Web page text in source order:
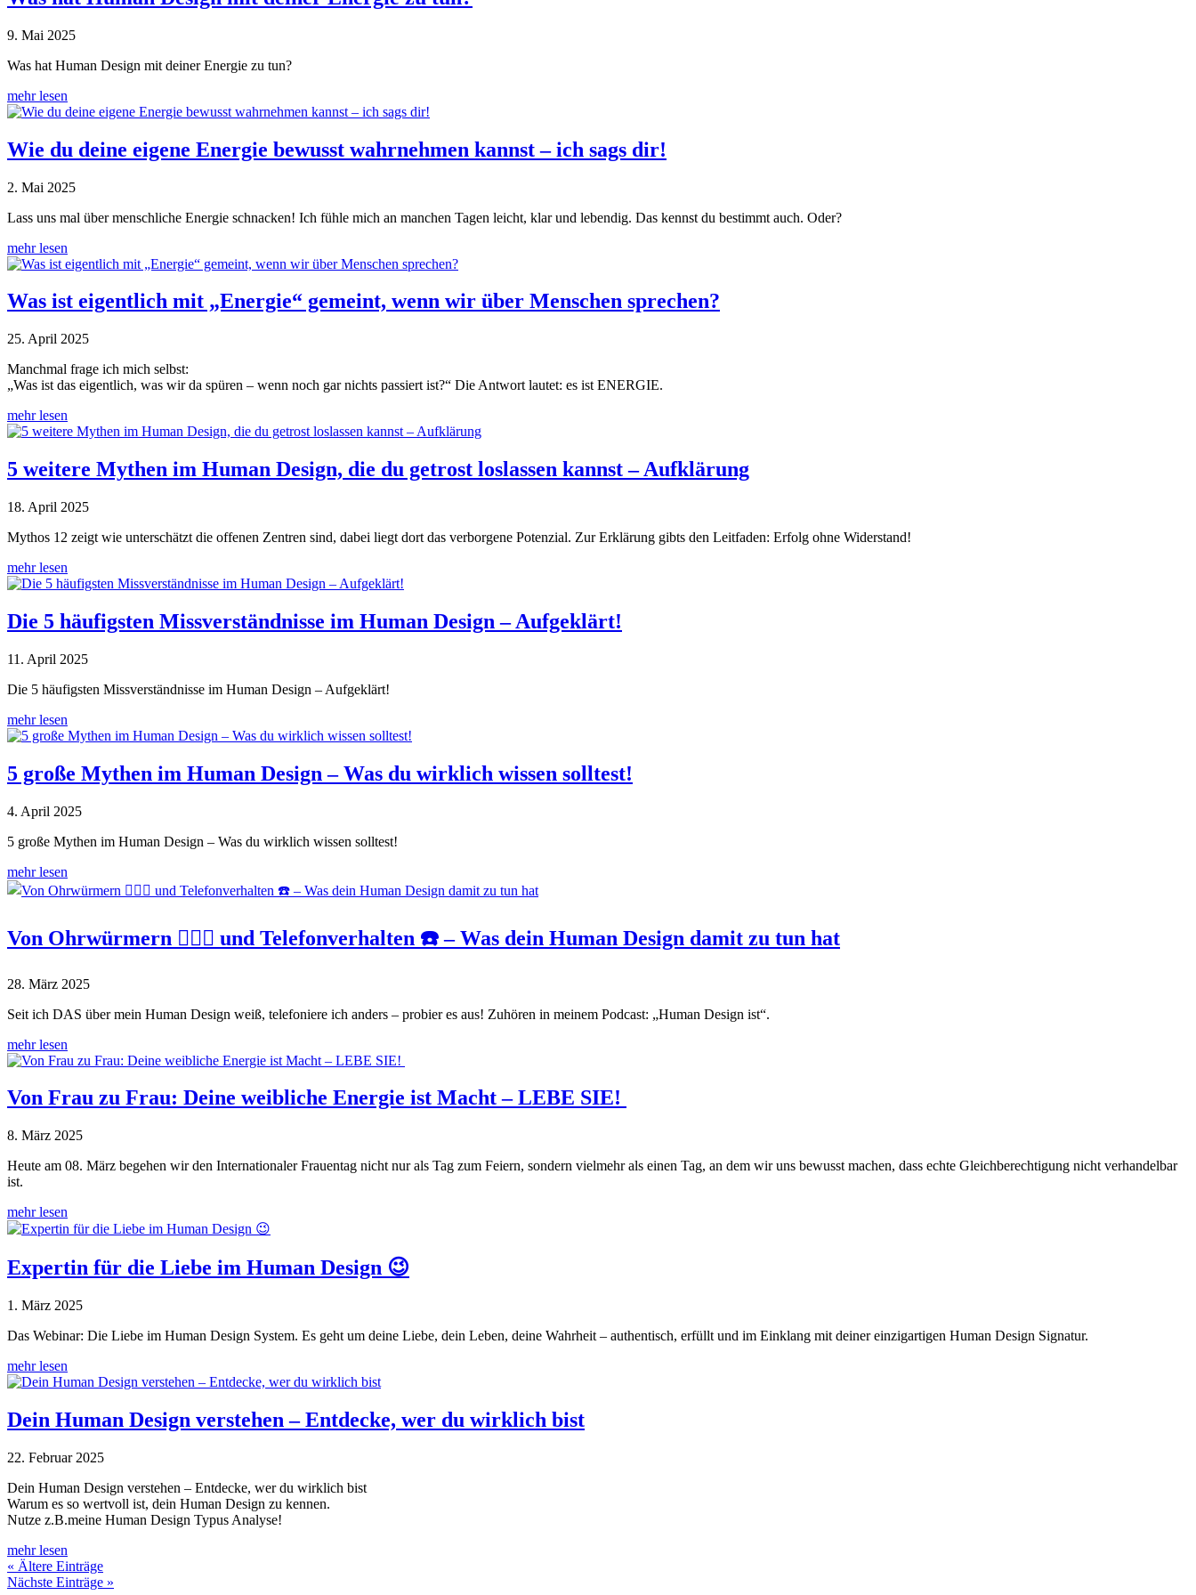
9. Mai 2025
Was hat Human Design mit deiner Energie zu tun?
mehr lesen
Wie du deine eigene Energie bewusst wahrnehmen kannst – ich sags dir!
2. Mai 2025
Lass uns mal über menschliche Energie schnacken! Ich fühle mich an manchen Tagen leicht, klar und lebendig. Das kennst du bestimmt auch. Oder?
mehr lesen
Was ist eigentlich mit „Energie“ gemeint, wenn wir über Menschen sprechen?
25. April 2025
Manchmal frage ich mich selbst:
„Was ist das eigentlich, was wir da spüren – wenn noch gar nichts passiert ist?“ Die Antwort lautet: es ist ENERGIE.
mehr lesen
5 weitere Mythen im Human Design, die du getrost loslassen kannst – Aufklärung
18. April 2025
Mythos 12 zeigt wie unterschätzt die offenen Zentren sind, dabei liegt dort das verborgene Potenzial. Zur Erklärung gibts den Leitfaden: Erfolg ohne Widerstand!
mehr lesen
Die 5 häufigsten Missverständnisse im Human Design – Aufgeklärt!
11. April 2025
Die 5 häufigsten Missverständnisse im Human Design – Aufgeklärt!
mehr lesen
5 große Mythen im Human Design – Was du wirklich wissen solltest!
4. April 2025
5 große Mythen im Human Design – Was du wirklich wissen solltest!
mehr lesen
Von Ohrwürmern 🧏🏻‍♀️ und Telefonverhalten ☎️ – Was dein Human Design damit zu tun hat
28. März 2025
Seit ich DAS über mein Human Design weiß, telefoniere ich anders – probier es aus! Zuhören in meinem Podcast: „Human Design ist“.
mehr lesen
Von Frau zu Frau: Deine weibliche Energie ist Macht – LEBE SIE!
8. März 2025
Heute am 08. März begehen wir den Internationaler Frauentag nicht nur als Tag zum Feiern, sondern vielmehr als einen Tag, an dem wir uns bewusst machen, dass echte Gleichberechtigung nicht verhandelbar
ist.
mehr lesen
Expertin für die Liebe im Human Design 😉
1. März 2025
Das Webinar: Die Liebe im Human Design System. Es geht um deine Liebe, dein Leben, deine Wahrheit – authentisch, erfüllt und im Einklang mit deiner einzigartigen Human Design Signatur.
mehr lesen
Dein Human Design verstehen – Entdecke, wer du wirklich bist
22. Februar 2025
Dein Human Design verstehen – Entdecke, wer du wirklich bist
Warum es so wertvoll ist, dein Human Design zu kennen.
Nutze z.B.meine Human Design Typus Analyse!
mehr lesen
« Ältere Einträge
Nächste Einträge »